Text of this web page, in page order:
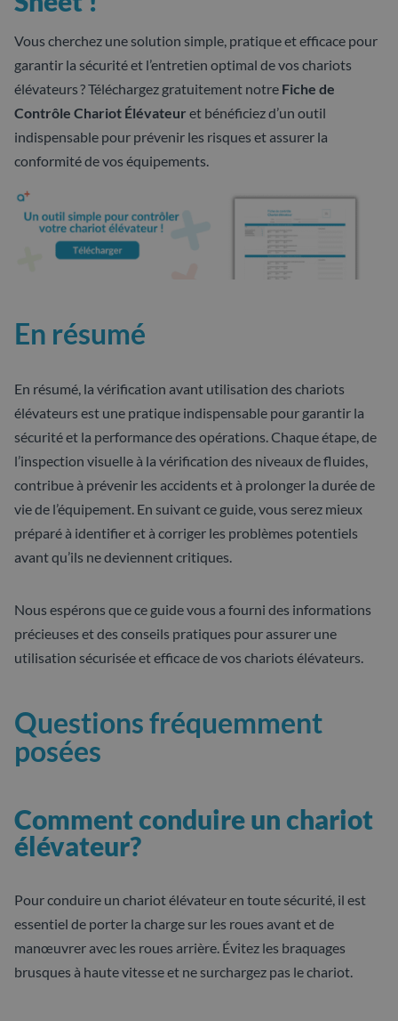
Vous cherchez une solution simple, pratique et efficace pour
garantir la sécurité et l’entretien optimal de vos chariots
élévateurs ? Téléchargez gratuitement notre Fiche de
Contrôle Chariot Élévateur et bénéficiez d’un outil
indispensable pour prévenir les risques et assurer la
conformité de vos équipements.
En résumé
En résumé, la vérification avant utilisation des chariots
élévateurs est une pratique indispensable pour garantir la
sécurité et la performance des opérations. Chaque étape, de
l’inspection visuelle à la vérification des niveaux de fluides,
contribue à prévenir les accidents et à prolonger la durée de
vie de l’équipement. En suivant ce guide, vous serez mieux
préparé à identifier et à corriger les problèmes potentiels
avant qu’ils ne deviennent critiques.
Nous espérons que ce guide vous a fourni des informations
précieuses et des conseils pratiques pour assurer une
utilisation sécurisée et efficace de vos chariots élévateurs.
Questions fréquemment
posées
Comment conduire un chariot
élévateur?
Pour conduire un chariot élévateur en toute sécurité, il est
essentiel de porter la charge sur les roues avant et de
manœuvrer avec les roues arrière. Évitez les braquages
brusques à haute vitesse et ne surchargez pas le chariot.